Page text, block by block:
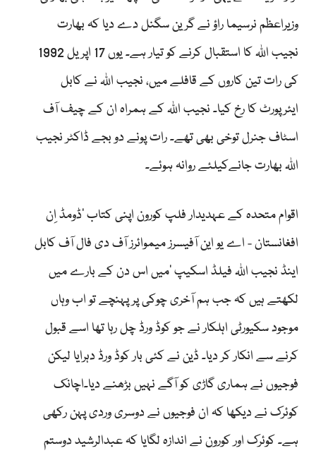
وزیراعظم نرسیما راؤ نے گرین سگنل دے دیا کہ بھارت
نجیب اللہ کا استقبال کرنے کو تیار ہے۔ یوں 17 اپریل 1992
کی رات تین کاروں کے قافلے میں، نجیب اللہ نے کابل
ایئرپورٹ کا رخ کیا۔ نجیب اللہ کے ہمراہ ان کے چیف آف
اسٹاف جنرل توخی بھی تھے۔ رات پونے دو بجے ڈاکٹر نجیب
اللہ بھارت جانےکیلئے روانہ ہوئے۔
اقوام متحدہ کے عہدیدار فلپ کورون اپنی کتاب ’ڈومڈ اِن
افغانستان - اے یو این آفیسرز میموائرز آف دی فال آف کابل
اینڈ نجیب اللہ فیلڈ اسکیپ ‘میں اس دن کے بارے میں
لکھتے ہیں کہ جب ہم آخری چوکی پر پہنچے تو اب وہاں
موجود سکیورٹی اہلکار نے جو کوڈ ورڈ چل رہا تھا اسے قبول
کرنے سے انکار کر دیا۔ ڈین نے کئی بار کوڈ ورڈ دہرایا لیکن
فوجیوں نے ہماری گاڑی کو آگے نہیں بڑھنے دیا۔اچانک
کوئرک نے دیکھا کہ ان فوجیوں نے دوسری وردی پہن رکھی
ہے۔ کوئرک اور کورون نے اندازہ لگایا کہ عبدالرشید دوستم